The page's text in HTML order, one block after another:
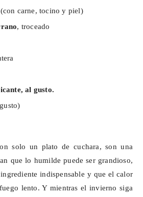
(con carne, tocino y piel)
, troceado
al gusto.
solo un plato de cuchara, son una
que lo humilde puede ser grandioso,
indispensable y que el calor
lento. Y mientras el invierno siga